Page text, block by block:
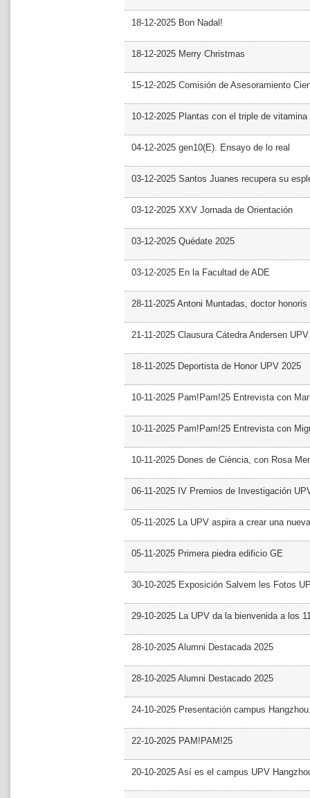
18-12-2025 Bon Nadal!
18-12-2025 Merry Christmas
15-12-2025 Comisión de Asesoramiento
10-12-2025 Plantas con el triple de vitamina
04-12-2025 gen10(E). Ensayo de lo real
03-12-2025 Santos Juanes recupera su
03-12-2025 XXV Jornada de Orientación
03-12-2025 Quédate 2025
03-12-2025 En la Facultad de ADE
28-11-2025 Antoni Muntadas, doctor
21-11-2025 Clausura Cátedra Andersen UPV
18-11-2025 Deportista de Honor UPV 2025
10-11-2025 Pam!Pam!25 Entrevista con
10-11-2025 Pam!Pam!25 Entrevista con
10-11-2025 Dones de Ciència, con Rosa
06-11-2025 IV Premios de Investigación
05-11-2025 La UPV aspira a crear una
05-11-2025 Primera piedra edificio GE
30-10-2025 Exposición Salvem les Fotos
29-10-2025 La UPV da la bienvenida a los
28-10-2025 Alumni Destacada 2025
28-10-2025 Alumni Destacado 2025
24-10-2025 Presentación campus
22-10-2025 PAM!PAM!25
20-10-2025 Así es el campus UPV